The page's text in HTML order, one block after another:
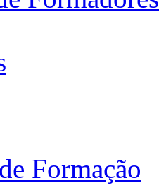
Formação